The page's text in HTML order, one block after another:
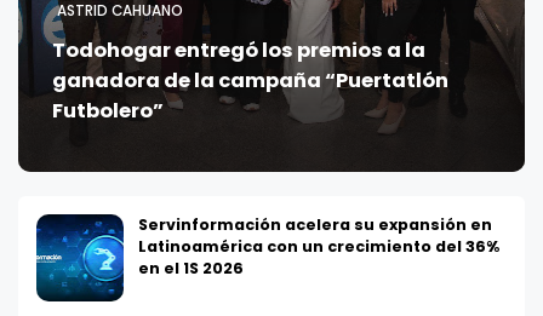
ASTRID CAHUANO
Todohogar entregó los premios a la
ganadora de la campaña “Puertatlón
Futbolero”
Servinformación acelera su expansión en
Latinoamérica con un crecimiento del 36%
en el 1S 2026